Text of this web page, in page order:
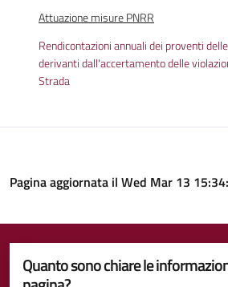
Attuazione misure PNRR
Rendicontazioni annuali dei proventi
derivanti dall'accertamento delle
Strada
Pagina aggiornata il Wed Mar 13
Quanto sono chiare le